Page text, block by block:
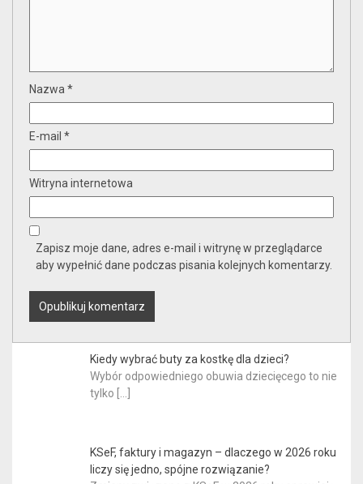
Nazwa *
E-mail *
Witryna internetowa
Zapisz moje dane, adres e-mail i witrynę w przeglądarce
aby wypełnić dane podczas pisania kolejnych komentarzy.
Kiedy wybrać buty za kostkę dla dzieci?
Wybór odpowiedniego obuwia dziecięcego to nie
tylko
KSeF, faktury i magazyn – dlaczego w 2026 roku
liczy się jedno, spójne rozwiązanie?